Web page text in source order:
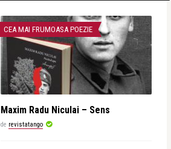
CEA MAI FRUMOASA POEZIE
Maxim Radu Niculai – Sens
de revistatango